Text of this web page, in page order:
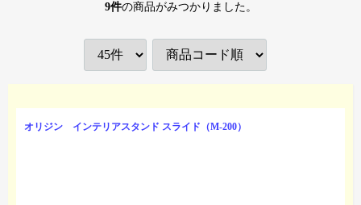
9件の商品がみつかりました。
オリジン インテリアスタンド スライド（M-200）